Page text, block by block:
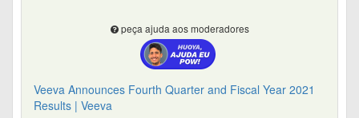
peça ajuda aos moderadores
Veeva Announces Fourth Quarter and Fiscal Year 2021
Results | Veeva